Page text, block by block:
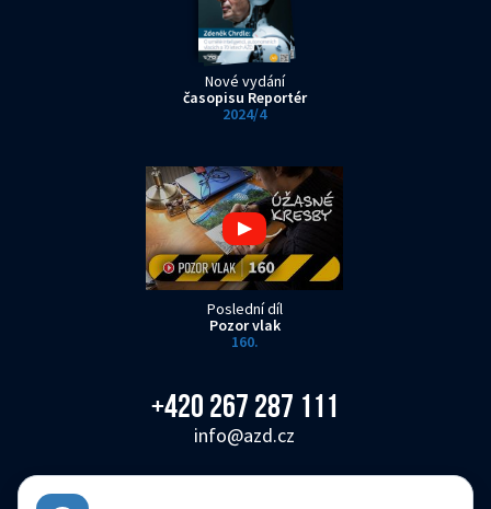
Nové vydání
časopisu Reportér
2024/4
Poslední díl
Pozor vlak
160.
+420 267 287 111
info@azd.cz